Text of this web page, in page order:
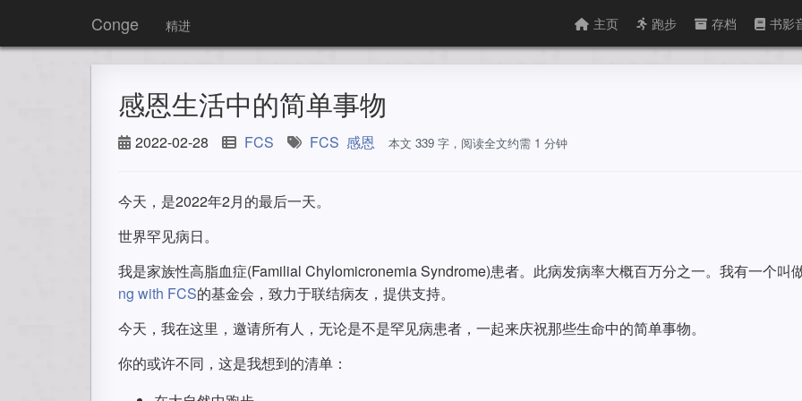
Conge 精进 主页 跑步 存档 书影
感恩生活中的简单事物
2022-02-28 FCS FCS 感恩 本文 339 字，阅读全文约需 1 分钟
今天，是2022年2月的最后一天。
世界罕见病日。
我是家族性高脂血症(Familial Chylomicronemia Syndrome)患者。此病发病率大概百万分之一。我有一个叫
ng with FCS的基金会，致力于联结病友，提供支持。
今天，我在这里，邀请所有人，无论是不是罕见病患者，一起来庆祝那些生命中的简单事物。
你的或许不同，这是我想到的清单：